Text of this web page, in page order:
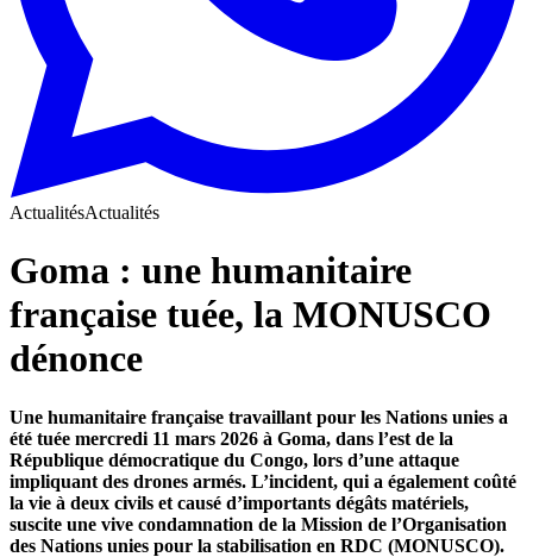
ActualitésActualités
Goma : une humanitaire
française tuée, la MONUSCO
dénonce
Une humanitaire française travaillant pour les Nations unies a
été tuée mercredi 11 mars 2026 à Goma, dans l’est de la
République démocratique du Congo, lors d’une attaque
impliquant des drones armés. L’incident, qui a également coûté
la vie à deux civils et causé d’importants dégâts matériels,
suscite une vive condamnation de la Mission de l’Organisation
des Nations unies pour la stabilisation en RDC (MONUSCO).